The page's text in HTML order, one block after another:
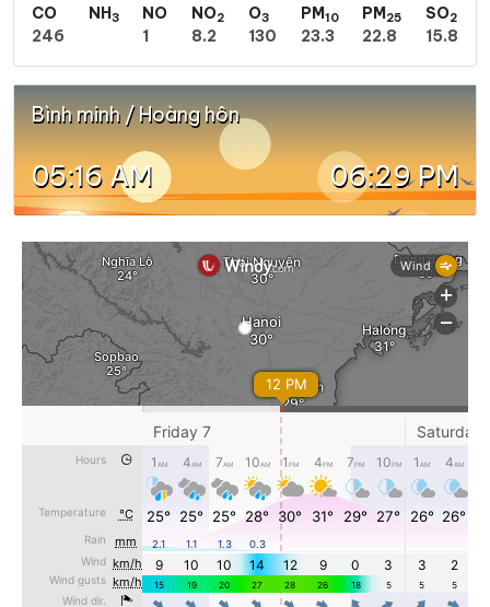
CO
246
NH3
NO
1
NO2
8.2
O3
130
PM10
23.3
PM25
22.8
SO2
15.8
Bình minh / Hoàng hôn
05:16 AM 06:29 PM